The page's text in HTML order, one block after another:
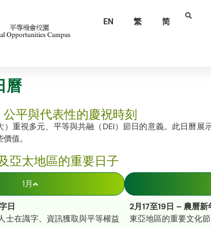
EN 繁 简
曆
平與代表性的慶祝時刻
）重視多元、平等與共融（DEI）節日的意義。此日曆
值。
亞太地區的重要日子
1月
日
士在識字、資訊獲取與平等權益
2月17至19日 – 農曆新
東亞地區的重要文化